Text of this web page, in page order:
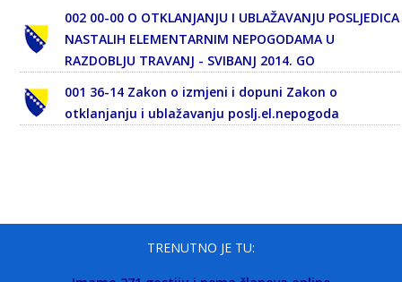
002 00-00 O OTKLANJANJU I UBLAŽAVANJU POSLJEDICA
NASTALIH ELEMENTARNIM NEPOGODAMA U
RAZDOBLJU TRAVANJ - SVIBANJ 2014. GO
001 36-14 Zakon o izmjeni i dopuni Zakon o
otklanjanju i ublažavanju poslj.el.nepogoda
TRENUTNO JE TU: